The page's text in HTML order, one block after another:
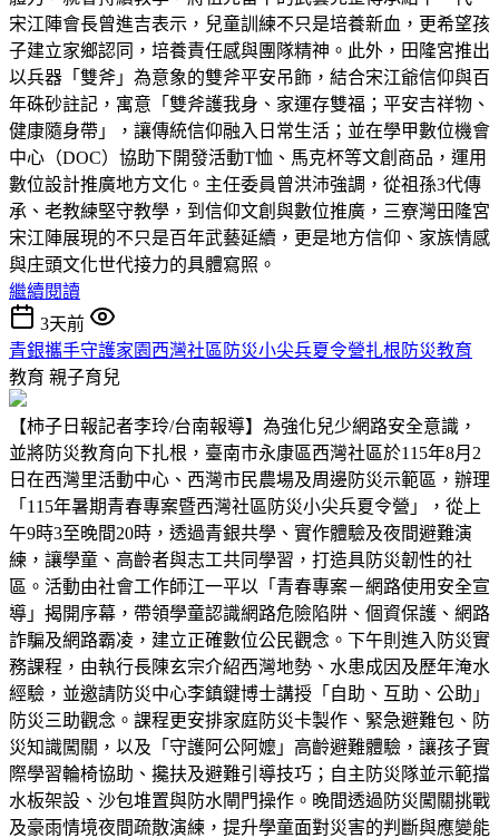
宋江陣會長曾進吉表示，兒童訓練不只是培養新血，更希望孩
子建立家鄉認同，培養責任感與團隊精神。此外，田隆宮推出
以兵器「雙斧」為意象的雙斧平安吊飾，結合宋江爺信仰與百
年硃砂註記，寓意「雙斧護我身、家運存雙福；平安吉祥物、
健康隨身帶」，讓傳統信仰融入日常生活；並在學甲數位機會
中心（DOC）協助下開發活動T恤、馬克杯等文創商品，運用
數位設計推廣地方文化。主任委員曾洪沛強調，從祖孫3代傳
承、老教練堅守教學，到信仰文創與數位推廣，三寮灣田隆宮
宋江陣展現的不只是百年武藝延續，更是地方信仰、家族情感
與庄頭文化世代接力的具體寫照。
繼續閱讀
3天前
青銀攜手守護家園西灣社區防災小尖兵夏令營扎根防災教育
教育 親子育兒
【柿子日報記者李玲/台南報導】為強化兒少網路安全意識，
並將防災教育向下扎根，臺南市永康區西灣社區於115年8月2
日在西灣里活動中心、西灣市民農場及周邊防災示範區，辦理
「115年暑期青春專案暨西灣社區防災小尖兵夏令營」，從上
午9時3至晚間20時，透過青銀共學、實作體驗及夜間避難演
練，讓學童、高齡者與志工共同學習，打造具防災韌性的社
區。活動由社會工作師江一平以「青春專案－網路使用安全宣
導」揭開序幕，帶領學童認識網路危險陷阱、個資保護、網路
詐騙及網路霸凌，建立正確數位公民觀念。下午則進入防災實
務課程，由執行長陳玄宗介紹西灣地勢、水患成因及歷年淹水
經驗，並邀請防災中心李鎮鍵博士講授「自助、互助、公助」
防災三助觀念。課程更安排家庭防災卡製作、緊急避難包、防
災知識闖關，以及「守護阿公阿嬤」高齡避難體驗，讓孩子實
際學習輪椅協助、攙扶及避難引導技巧；自主防災隊並示範擋
水板架設、沙包堆置與防水閘門操作。晚間透過防災闖關挑戰
及豪雨情境夜間疏散演練，提升學童面對災害的判斷與應變能